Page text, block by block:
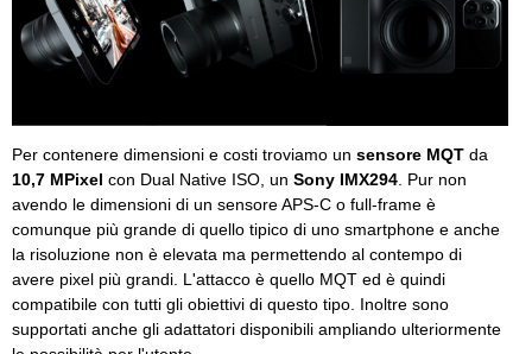
Per contenere dimensioni e costi troviamo un sensore MQT da
10,7 MPixel con Dual Native ISO, un Sony IMX294 . Pur non
avendo le dimensioni di un sensore APS-C o full-frame è
comunque più grande di quello tipico di uno smartphone e anche
la risoluzione non è elevata ma permettendo al contempo di
avere pixel più grandi. L'attacco è quello MQT ed è quindi
compatibile con tutti gli obiettivi di questo tipo. Inoltre sono
supportati anche gli adattatori disponibili ampliando ulteriormente